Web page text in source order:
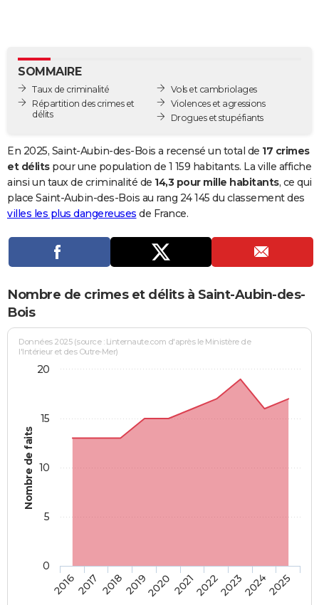
BONS PLANS
CARTE DE VOEUX
Dictionnaire
Biographies
Citations
Expressions
Proverbes
PROGRAMME TV
S'inscrire
Se connecter
Lycées
Collèges
Primaires
Universités
Entreprises
Service militaire
Avis de recherche
AVIS DE DÉCÈS
SOMMAIRE
Taux de criminalité
Répartition des crimes et
délits
Vols et cambriolages
Violences et agressions
Drogues et stupéfiants
En 2025, Saint-Aubin-des-Bois a recensé un total de 17 crimes
et délitspour une population de 1 159 habitants. La ville affiche
ainsi un taux de criminalité de 14,3 pour mille habitants, ce qui
place Saint-Aubin-des-Bois au rang 24 145 du classement des
villes les plus dangereuses de France.
Nombre de crimes et délits à Saint-Aubin-des-
Bois
Nombre de faits
Données 2025 (source : Linternaute.com d'après le Ministère de
l'Intérieur et des Outre-Mer)
20162017 20182019202020212022202320242025
0
5
10
15
20